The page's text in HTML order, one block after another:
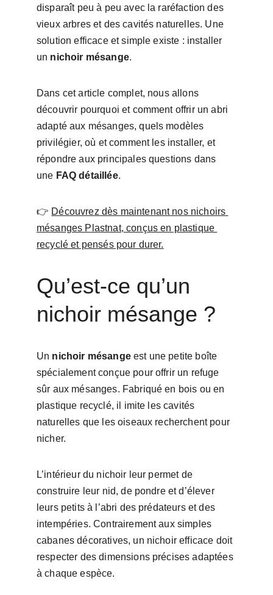
disparaît peu à peu avec la raréfaction des
vieux arbres et des cavités naturelles. Une
solution efficace et simple existe : installer
un nichoir mésange.
Dans cet article complet, nous allons
découvrir pourquoi et comment offrir un abri
adapté aux mésanges, quels modèles
privilégier, où et comment les installer, et
répondre aux principales questions dans
une FAQ détaillée.
👉 Découvrez dès maintenant nos nichoirs
mésanges Plastnat, conçus en plastique
recyclé et pensés pour durer.
Qu’est-ce qu’un
nichoir mésange ?
Un nichoir mésange est une petite boîte
spécialement conçue pour offrir un refuge
sûr aux mésanges. Fabriqué en bois ou en
plastique recyclé, il imite les cavités
naturelles que les oiseaux recherchent pour
nicher.
L’intérieur du nichoir leur permet de
construire leur nid, de pondre et d’élever
leurs petits à l’abri des prédateurs et des
intempéries. Contrairement aux simples
cabanes décoratives, un nichoir efficace doit
respecter des dimensions précises adaptées
à chaque espèce.